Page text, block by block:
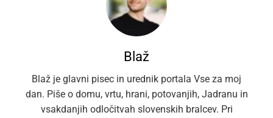
Blaž
Blaž je glavni pisec in urednik portala Vse za moj
dan. Piše o domu, vrtu, hrani, potovanjih, Jadranu in
vsakdanjih odločitvah slovenskih bralcev. Pri